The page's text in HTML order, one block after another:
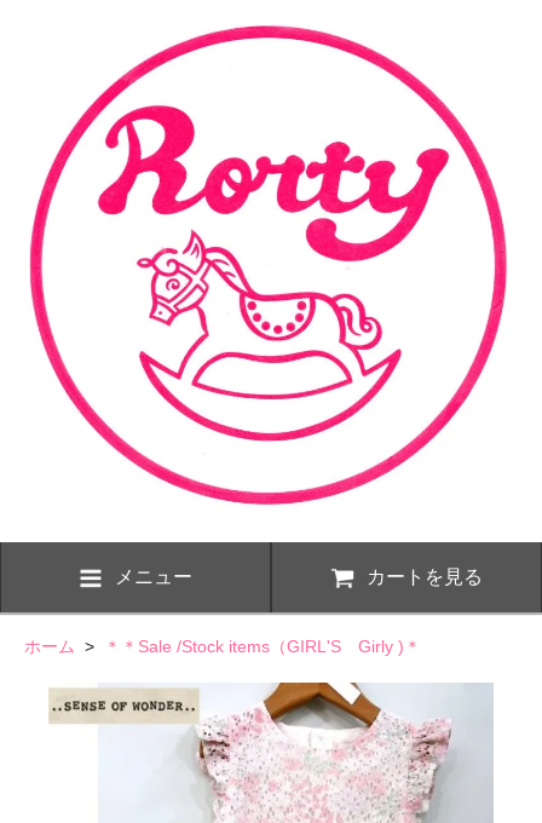
メニュー カートを見る
ホーム > ＊＊Sale /Stock items（GIRL'S Girly )＊